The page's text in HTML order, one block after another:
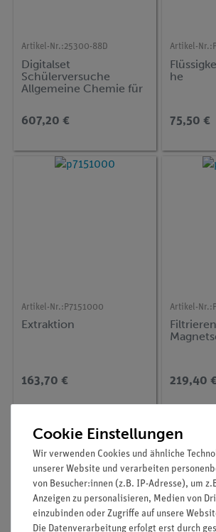
Artikel-Nr.:25300-88D
Digitalset
Schülerversuche
Allgemeine Chemie für
advanced Chemie CH-
1
607,20 €
Artikel-Nr.:
he
75,50 €
Artikel-Nr.: P7151000
Extraktion
163,70 €
Artikel-Nr.:
219,40
Cookie Einstellungen
Wir verwenden Cookies und ähnliche
unserer Website und verarbeiten
von Besucher:innen (z.B. IP-Adresse), um
Anzeigen zu personalisieren, Medien von
einzubinden oder Zugriffe auf unsere
Die Datenverarbeitung erfolgt erst durch